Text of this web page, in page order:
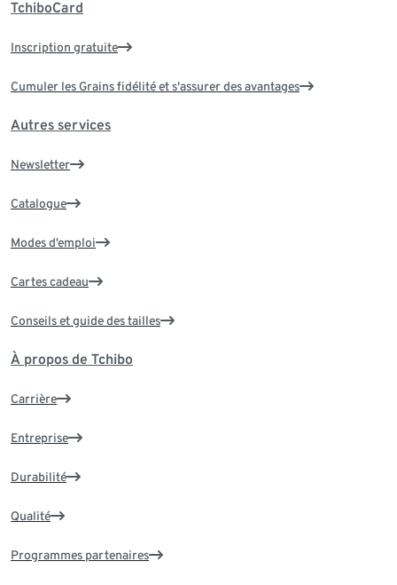
TchiboCard
Inscription gratuite
Cumuler les Grains fidélité et s'assurer des avantages
Autres services
Newsletter
Catalogue
Modes d’emploi
Cartes cadeau
Conseils et guide des tailles
À propos de Tchibo
Carrière
Entreprise
Durabilité
Qualité
Programmes partenaires